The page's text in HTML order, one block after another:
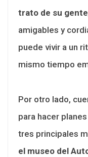
trato de su gente
amigables y
puede vivir a un
mismo tiempo
Por otro lado,
para hacer
tres principales
el museo del